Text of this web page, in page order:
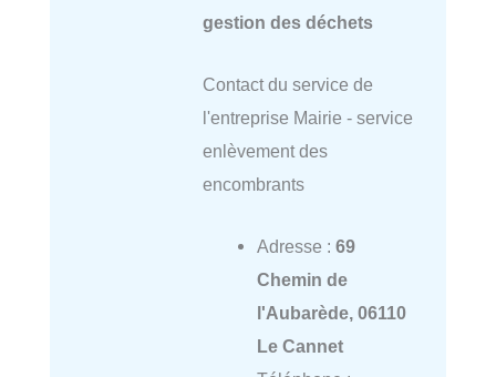
gestion des déchets
Contact du service de
l'entreprise Mairie - service
enlèvement des
encombrants
Adresse : 69
Chemin de
l'Aubarède, 06110
Le Cannet